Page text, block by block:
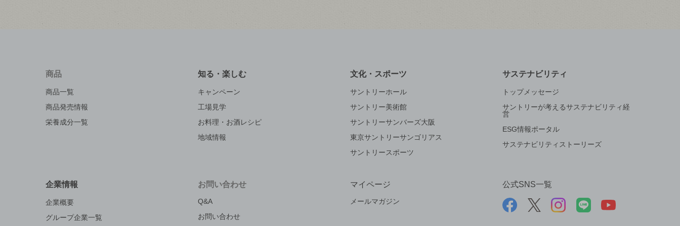
商品
商品一覧
商品発売情報
栄養成分一覧
知る・楽しむ
キャンペーン
工場見学
お料理・お酒レシピ
地域情報
文化・スポーツ
サントリーホール
サントリー美術館
サントリーサンバーズ大阪
東京サントリーサンゴリアス
サントリースポーツ
サステナビリティ
トップメッセージ
サントリーが考えるサステナビリティ経
営
ESG情報ポータル
サステナビリティストーリーズ
企業情報
企業概要
グループ企業一覧
お問い合わせ
Q&A
お問い合わせ
マイページ
メールマガジン
公式SNS一覧